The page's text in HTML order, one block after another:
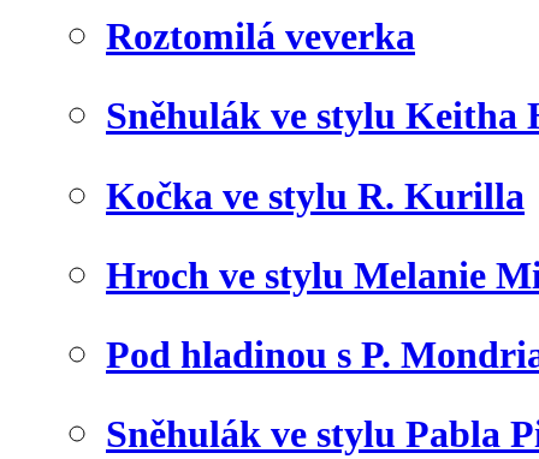
Roztomilá veverka
Sněhulák ve stylu Keitha
Kočka ve stylu R. Kurilla
Hroch ve stylu Melanie
Pod hladinou s P.
Sněhulák ve stylu Pabla